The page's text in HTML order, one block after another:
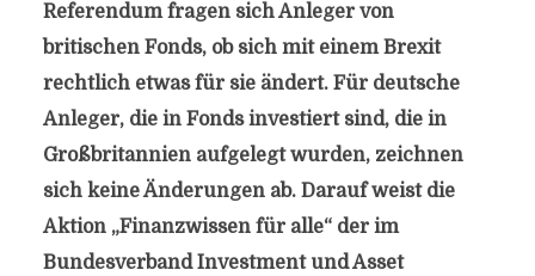
Referendum fragen sich Anleger von
britischen Fonds, ob sich mit einem Brexit
rechtlich etwas für sie ändert. Für deutsche
Anleger, die in Fonds investiert sind, die in
Großbritannien aufgelegt wurden, zeichnen
sich keine Änderungen ab. Darauf weist die
Aktion „Finanzwissen für alle“ der im
Bundesverband Investment und Asset